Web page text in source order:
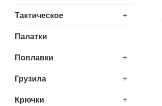
+
Тактическое
Палатки
+
Поплавки
+
Грузила
+
Крючки